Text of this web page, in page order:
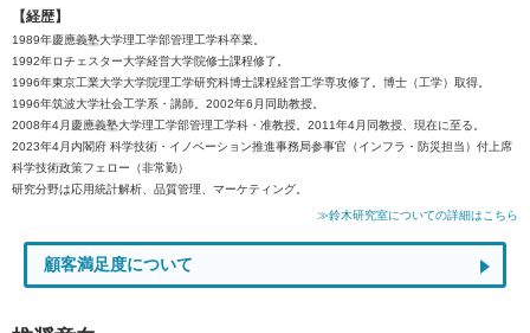
【経歴】
1989年慶應義塾大学理工学部管理工学科卒業。
1992年ロチェスター大学経営大学院修士課程修了。
1996年東京工業大学大学院理工学研究科博士課程経営工学専攻修了。博士（工学）取得。
1996年筑波大学社会工学系・講師。2002年6月同助教授。
2008年4月慶應義塾大学理工学部管理工学科・准教授。2011年4月同教授、現在に至る。
2023年4月内閣府 科学技術・イノベーション推進事務局参事官（インフラ・防災担当）付上席
科学技術政策フェロー（非常勤）
研究分野は応用統計解析、品質管理、マーケティング。
≫鈴木研究室についての詳細はこちら
顧客満足度について